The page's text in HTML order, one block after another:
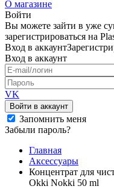
О магазине
Войти
Вы можете зайти в уже
зарегистрироваться на
Вход в аккаунт
Вход в аккаунт
VK
Войти в аккаунт
Запомнить меня
Забыли пароль?
Главная
Аксессуары
Концентрат для
Okki Nokki 50 ml